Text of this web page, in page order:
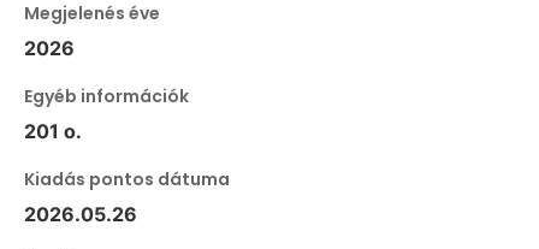
Megjelenés éve
2026
Egyéb információk
201 o.
Kiadás pontos dátuma
2026.05.26